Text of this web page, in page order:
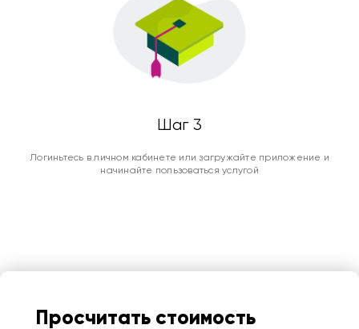
Шаг 3
Логиньтесь в личном кабинете или загружайте приложение и
начинайте пользоваться услугой
Просчитать стоимость